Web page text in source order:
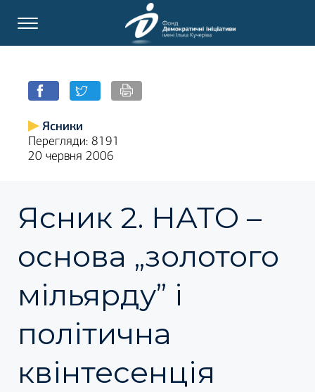
Ясники
Перегляди: 8191
20 червня 2006
Ясник 2. НАТО –
основа „золотого
мільярду” і
політична
квінтесенція